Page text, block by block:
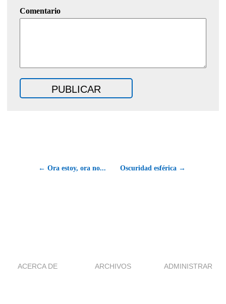
Comentario
← Ora estoy, ora no... Oscuridad esférica →
ACERCA DE ARCHIVOS ADMINISTRAR